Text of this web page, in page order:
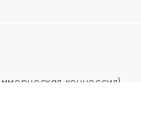
концессия)